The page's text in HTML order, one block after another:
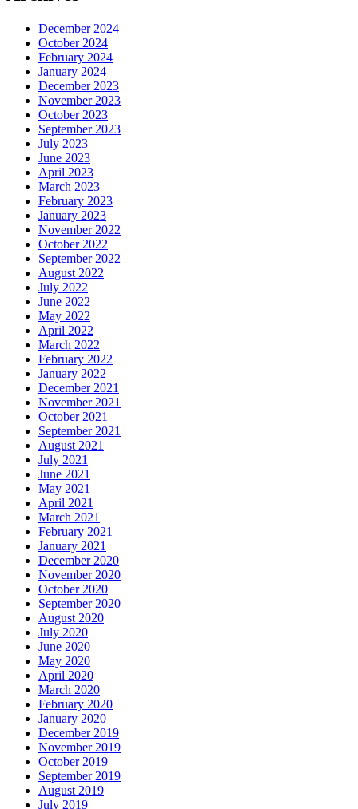
December 2024
October 2024
February 2024
January 2024
December 2023
November 2023
October 2023
September 2023
July 2023
June 2023
April 2023
March 2023
February 2023
January 2023
November 2022
October 2022
September 2022
August 2022
July 2022
June 2022
May 2022
April 2022
March 2022
February 2022
January 2022
December 2021
November 2021
October 2021
September 2021
August 2021
July 2021
June 2021
May 2021
April 2021
March 2021
February 2021
January 2021
December 2020
November 2020
October 2020
September 2020
August 2020
July 2020
June 2020
May 2020
April 2020
March 2020
February 2020
January 2020
December 2019
November 2019
October 2019
September 2019
August 2019
July 2019